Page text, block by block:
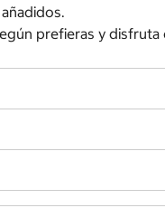
prefieras y